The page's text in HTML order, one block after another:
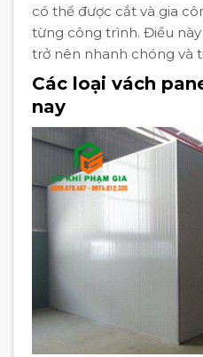
có thể được cắt và gia
từng công trình. Điều
trở nên nhanh chóng và
Các loại vách
nay